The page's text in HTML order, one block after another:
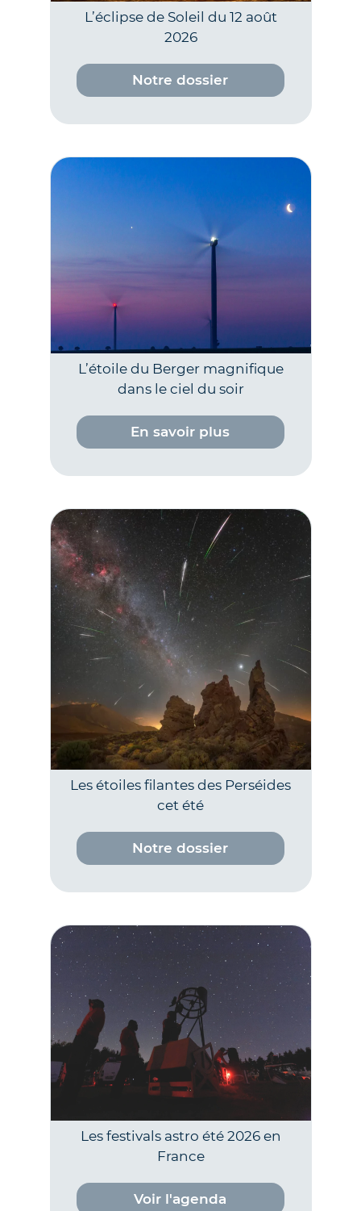
L’éclipse de Soleil du 12 août
2026
Notre dossier
L’étoile du Berger magnifique
dans le ciel du soir
En savoir plus
Les étoiles filantes des Perséides
cet été
Notre dossier
Les festivals astro été 2026 en
France
Voir l'agenda